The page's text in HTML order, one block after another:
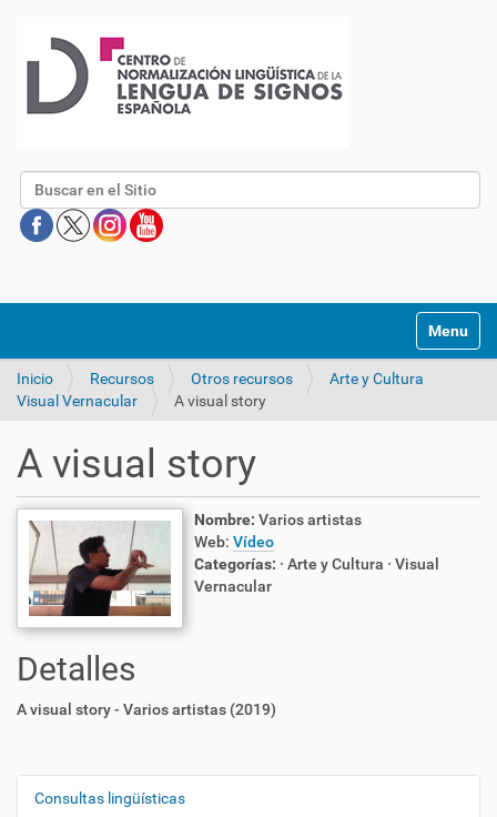
Buscar
Mostrar/
Inicio Recursos Otros recursos
Arte y Cultura
Visual Vernacular
A visual story
A visual story
Nombre: Varios artistas
Web: Vídeo
Categorías: · Arte y Cultura · Visual
Vernacular
Detalles
A visual story - Varios artistas (2019)
N
Consultas lingüísticas